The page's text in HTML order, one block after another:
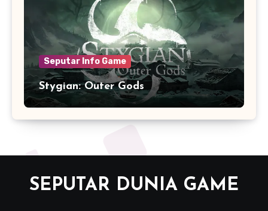
Seputar Info Game
Stygian: Outer Gods
SEPUTAR DUNIA GAME